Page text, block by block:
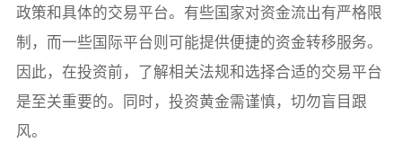
政策和具体的交易平台。有些国家对资金流出有严格限
制，而一些国际平台则可能提供便捷的资金转移服务。
因此，在投资前，了解相关法规和选择合适的交易平台
是至关重要的。同时，投资黄金需谨慎，切勿盲目跟
风。